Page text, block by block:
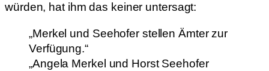
würden, hat ihm das keiner untersagt:
„Merkel und Seehofer stellen Ämter zur
Verfügung.“
„Angela Merkel und Horst Seehofer